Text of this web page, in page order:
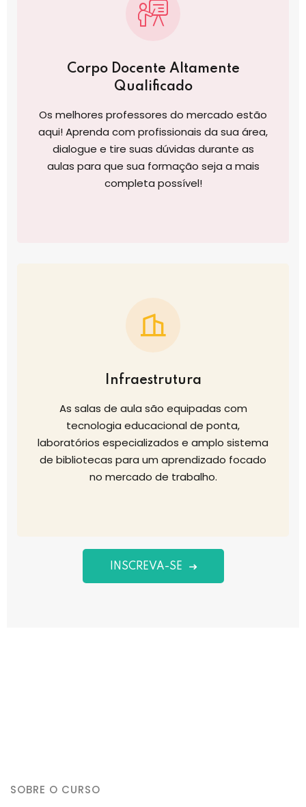
Corpo Docente Altamente
Qualificado
Os melhores professores do mercado estão
aqui! Aprenda com profissionais da sua área,
dialogue e tire suas dúvidas durante as
aulas para que sua formação seja a mais
completa possível!
Infraestrutura
As salas de aula são equipadas com
tecnologia educacional de ponta,
laboratórios especializados e amplo sistema
de bibliotecas para um aprendizado focado
no mercado de trabalho.
INSCREVA-SE
SOBRE O CURSO